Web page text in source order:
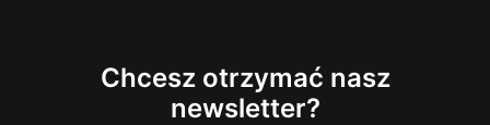
Chcesz otrzymać nasz
newsletter?